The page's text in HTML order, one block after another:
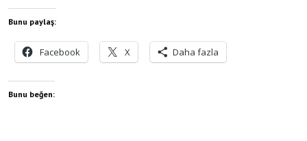
Bunu paylaş:
Facebook X Daha fazla
Bunu beğen: